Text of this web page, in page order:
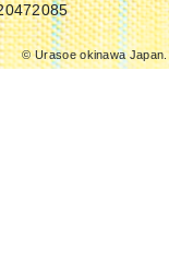
© Urasoe okinawa Japan.